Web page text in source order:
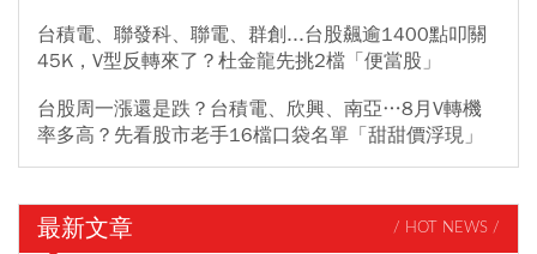
台積電、聯發科、聯電、群創...台股飆逾1400點叩關
45K，V型反轉來了？杜金龍先挑2檔「便當股」
台股周一漲還是跌？台積電、欣興、南亞…8月V轉機
率多高？先看股市老手16檔口袋名單「甜甜價浮現」
最新文章 / HOT NEWS /